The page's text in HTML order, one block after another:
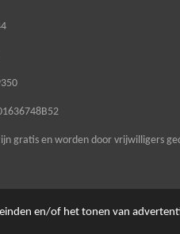
en/of het tonen van
gratis en worden door vrijwilligers